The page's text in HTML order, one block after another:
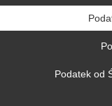
Podatek od